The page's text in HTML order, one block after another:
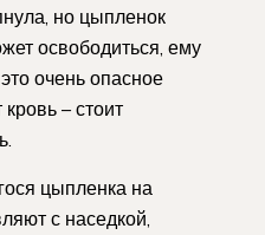
но цыпленок
освободиться, ему
очень опасное
– стоит
цыпленка на
с наседкой,